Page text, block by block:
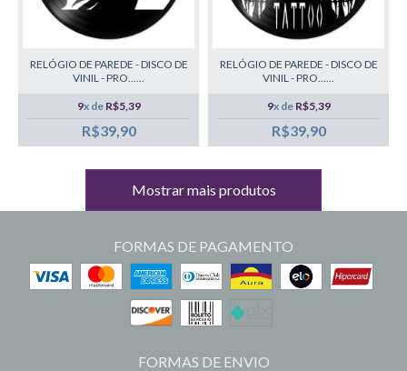
RELÓGIO DE PAREDE - DISCO DE
VINIL - PRO......
9x de R$5,39
R$39,90
RELÓGIO DE PAREDE - DISCO DE
VINIL - PRO......
9x de R$5,39
R$39,90
Mostrar mais produtos
FORMAS DE PAGAMENTO
FORMAS DE ENVIO